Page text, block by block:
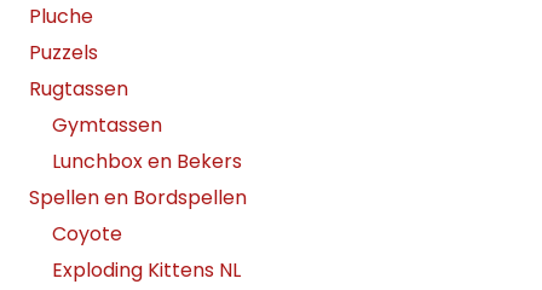
Pluche
Puzzels
Rugtassen
Gymtassen
Lunchbox en Bekers
Spellen en Bordspellen
Coyote
Exploding Kittens NL